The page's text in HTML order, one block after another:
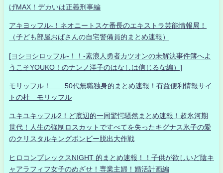
げMAX！デカいは正義刑事編
アキヨッフル-！ネオニートスケ番長のエキストラ芸能情報局！
（子ども部屋おばさんの自宅警備員的まとめ速報）
[ヨシヨシロッフル-！！-素浪人勇者カツオンの未解決事件簿へよ
うこそYOUKO！のナンノ洋子のはなしは信じるな編）]
モリッフル！ 50代無職独身的まとめ速報！有益便利情報サイ
トの杜 モリッフル
ユキユキッフル2！ど底辺的一同驚愕騒然まとめ速報！超氷河期
世代！人生の強制ロスカットですべてを失ったキグナス氷子の愛
のクリスタルキングボンビー脱出大作戦
ヒロコンプレックスNIGHT 的まとめ速報！！子供が欲しいど陰キ
ャアラフィフ女子のめざせ！専業主婦！婚活計画編